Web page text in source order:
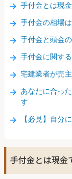
手付金とは現
手付金の相場
手付金と頭金
手付金に関す
宅建業者が売
あなたに合っ
す
【必見】自分
手付金とは現金